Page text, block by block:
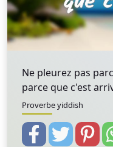
Ne pleurez pas
parce que c'est
Proverbe yiddish